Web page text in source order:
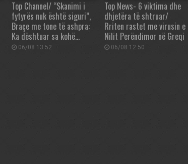
Top Channel/ “Skanimi i
fytyrës nuk është siguri”,
Braçe me tone të ashpra:
Ka dështuar sa kohë…
06/08 13:52
Top News- 6 viktima dhe
dhjetëra të shtruar/
Rriten rastet me virusin e
Nilit Perëndimor në Greqi
06/08 12:50